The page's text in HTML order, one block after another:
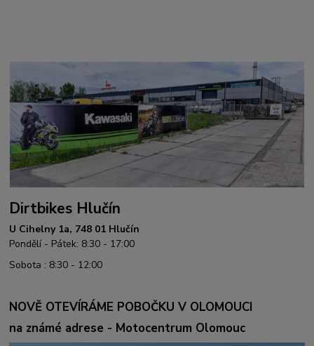
Dirtbikes Hlučín
U Cihelny 1a, 748 01 Hlučín
Pondělí - Pátek: 8:30 - 17:00
Sobota : 8:30 - 12:00
NOVĚ OTEVÍRÁME POBOČKU V OLOMOUCI
na známé adrese - Motocentrum Olomouc